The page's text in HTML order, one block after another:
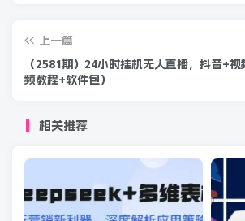
上一篇
（2581期）24小时挂机无人直播，抖音+
频教程+软件包）
相关推荐